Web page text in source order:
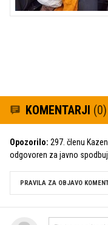
KOMENTARJI (0)
Opozorilo: 297. členu
odgovoren za javno
PRAVILA ZA OBJAVO